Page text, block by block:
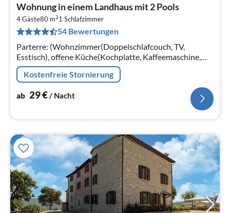
Wohnung in einem Landhaus mit 2 Pools
4 Gäste80 m21 Schlafzimmer
54 Bewertungen
Parterre: (Wohnzimmer(Doppelschlafcouch, TV,
Esstisch), offene Küche(Kochplatte, Kaffeemaschine,
Backofen, Spülmaschine, Kühl-/Gefrierkombination),
Patio) In der 1.
Kostenfreie Stornierung
ab 29€/ Nacht